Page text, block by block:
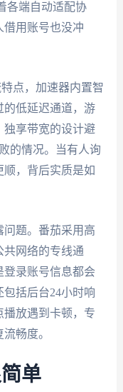
各端自动适配协
借用账号也没冲
点，加速器内置智
的低延迟通道，游
独享带宽的设计避
的情况。当有人询
顺，背后实质是如
题。番茄采用高
共网络的专线通
录账号信息都会
括后台24小时响
播放遇到卡顿，专
畅度。
单